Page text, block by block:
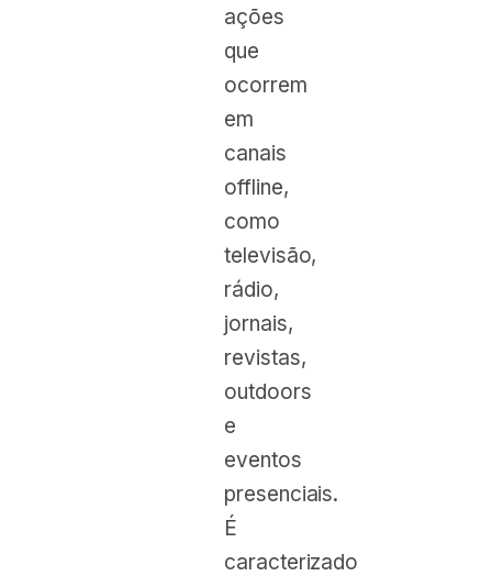
ações
que
ocorrem
em
canais
offline,
como
televisão,
rádio,
jornais,
revistas,
outdoors
e
eventos
presenciais.
É
caracterizado